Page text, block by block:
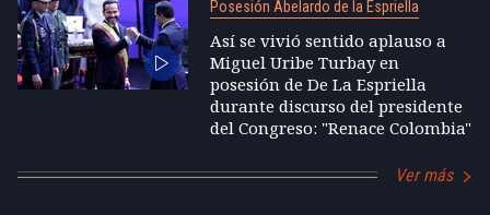
Posesión Abelardo de la Espriella
Así se vivió sentido aplauso a
Miguel Uribe Turbay en
posesión de De La Espriella
durante discurso del presidente
del Congreso: "Renace Colombia"
Ver más